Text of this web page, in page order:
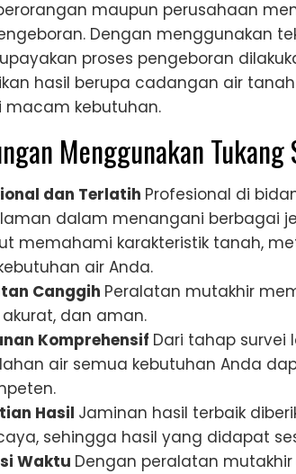
maupun perusahaan
Dengan menggunakan
proses pengeboran
hasil berupa cadangan air
macam kebutuhan.
Menggunakan
dan Terlatih Profesional di
dalam menangani berbagai
memahami karakteristik tanah,
air Anda.
Canggih Peralatan mutakhir
dan aman.
Komprehensif Dari tahap survei
air semua kebutuhan Anda
Hasil Jaminan hasil terbaik
sehingga hasil yang didapat
Waktu Dengan peralatan